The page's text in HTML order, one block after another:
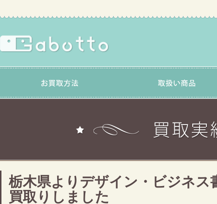
栃木県よりデザイン・ビジネス
買取りしました